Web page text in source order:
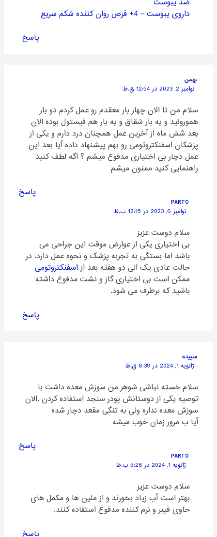
داروی یبوست – 4+ قرص روان کننده شکم سریع
پاسخ
بهمن
نوامبر 2, 2023 در 12:54 ق.ظ
سلام من تا الان چهار بار معقدم رو عمل کردم دو بار
هموروئید و یه بار شقاق و یه بار هم فیستول بوده الان
بعد شش ماه از آخرین عمل همچنان درد دارم و یکی از
پزشکان اسفنکتروتومی رو بهم پیشنهاد داده آیا بعد این
عمل دچار بی اختیاری مدفوع میشم ؟ اگه لطف کنید
راهنمایی کنید ممنون میشم
پاسخ
PARTO
نوامبر 6, 2023 در 12:15 ب.ظ
سلام دوست عزیز
بی اختیاری یکی از عوارض موقت این جراحی می
باشد اما بستگی به تجربه پزشک و نحوه عمل دارد. در
حالت عادی یک الی دو هفته بعد ازاسفنکتروتومی
ممکن است بی اختیاری گاز و نشت مدفوع داشته
باشید که برطرف می شود.
پاسخ
سپیده
ژانویه 1, 2024 در 6:39 ق.ظ
سلام خسته نباشی شوهر من سوزش معده داشت با
توصیه یکی از دوستانش پودر سنجد استفاده کردن .الان
سوزش معده نداره ولی به تنگی مقعد دچار شده
آیا ب مرور زمان خوب میشه
پاسخ
PARTO
ژانویه 1, 2024 در 5:28 ب.ظ
سلام دوست عزیز
بهتر است آب زیاد بخورند و از ملین ها و مکمل های
حاوی فیبر و نرم کننده مدفوع استفاده کنند.
پاسخ